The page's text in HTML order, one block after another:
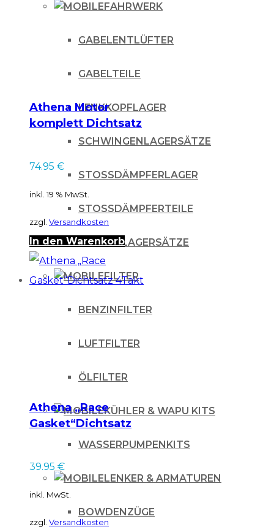
FAHRWERK
GABELENTLÜFTER
GABELTEILE
LENKKOPFLAGER
SCHWINGENLAGERSÄTZE
STOSSDÄMPFERLAGER
STOSSDÄMPFERTEILE
UMLENKLAGERSÄTZE
FILTER
BENZINFILTER
LUFTFILTER
ÖLFILTER
KÜHLER & WAPU KITS
WASSERPUMPENKITS
LENKER & ARMATUREN
BOWDENZÜGE
auf.
Optionen
auf
der
gewählt
Athena Motor
komplett Dichtsatz
74.95 €
inkl. 19 % MwSt.
zzgl. Versandkosten
In den Warenkorb
Athena „Race
Gasket“Dichtsatz
39.95 €
inkl. MwSt.
zzgl. Versandkosten